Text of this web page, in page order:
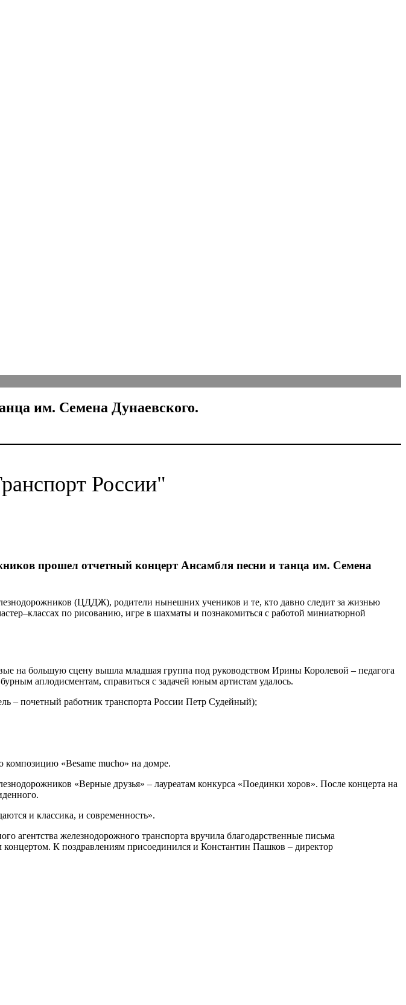
им. Семена Дунаевского.
России"
прошел отчетный концерт Ансамбля песни и танца им. Семена
(ЦДДЖ), родители нынешних учеников и те, кто давно следит за жизнью
по рисованию, игре в шахматы и познакомиться с работой миниатюрной
на большую сцену вышла младшая группа под руководством Ирины Королевой – педагога
аплодисментам, справиться с задачей юным артистам удалось.
– почетный работник транспорта России Петр Судейный);
«Besame mucho» на домре.
«Верные друзья» – лауреатам конкурса «Поединки хоров». После концерта на
и классика, и современность».
агентства железнодорожного транспорта вручила благодарственные письма
К поздравлениям присоединился и Константин Пашков – директор